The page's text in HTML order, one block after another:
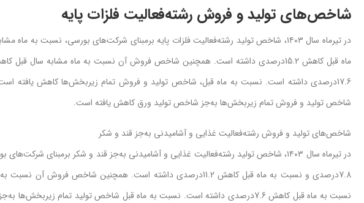
شاخص‌‌‌های‌‌‌ تولید و فروش رشته‌‌‌فعالیت‌‌‌ فلزات پایه‌‌‌
17.6درصدی‌‌‌ داشته‌‌‌ است‌‌‌. نسبت‌‌‌ به‌‌‌ ماه قبل،‌‌‌ شاخص‌‌‌ تولید و فروش تمام زیربخش‌‌‌ها کاهش‌‌‌ یافته‌‌‌
شاخص‌‌‌ تولید و فروش تمام زیربخش‌‌‌ها به‌‌‌جز شاخص‌‌‌ تولید ورق کاهش‌‌‌ یافته‌‌‌ است‌‌‌.
شاخص‌‌‌های‌‌‌ تولید و فروش رشته‌‌‌فعالیت‌‌‌ غذایی‌‌‌ و آشامیدنی‌‌‌ به‌‌‌جز قند و شکر
در تیرماه سال ١٤٠٣، شاخص‌‌‌ تولید رشته‌‌‌فعالیت‌‌‌ غذایی‌‌‌ و آشامیدنی‌‌‌ به‌‌‌جز قند و شکر برمبنای‌‌‌
نسبت‌‌‌ به‌‌‌ ماه قبل‌‌‌ کاهش‌‌‌ 7.6درصدی‌‌‌ داشته‌‌‌ است‌‌‌. نسبت‌‌‌ به‌‌‌ ماه قبل‌‌‌ شاخص‌‌‌ تولید تمام